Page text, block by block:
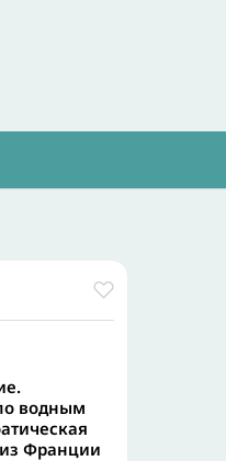
водным
Франции